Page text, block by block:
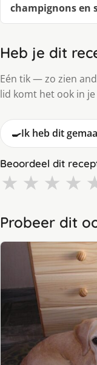
champignons en
Heb je dit
Eén tik — zo zien
lid komt het ook in
🍳Ik heb dit
Beoordeel dit
★ ★ ★ ★
Probeer dit